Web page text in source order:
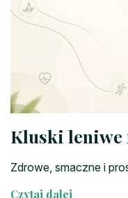
Kluski leniwe
Zdrowe, smaczne i
Czytaj dalej